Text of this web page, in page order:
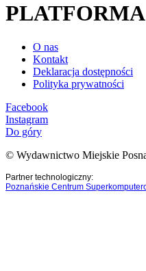
O nas
Kontakt
Deklaracja dostępności
Polityka prywatności
Facebook
Instagram
Do góry
© Wydawnictwo Miejskie
Partner technologiczny:
Poznańskie Centrum